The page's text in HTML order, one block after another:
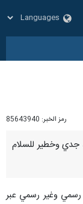
رمز الخبر: 85643940
جدي وخطير للسلام
رسمي وغير رسمي عبر